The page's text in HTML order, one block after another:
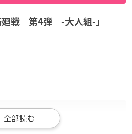
廻戦 第4弾 -大人組-」